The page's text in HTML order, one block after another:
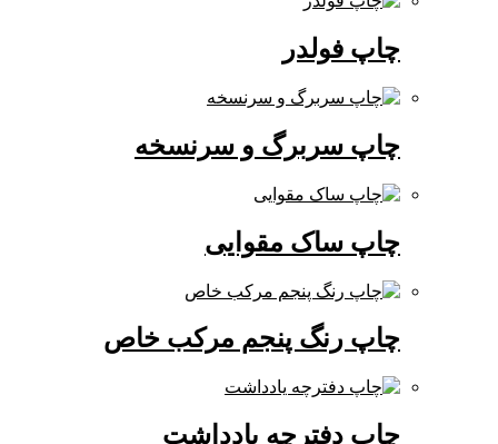
چاپ فولدر
چاپ سربرگ و سرنسخه
چاپ ساک مقوایی
چاپ رنگ پنجم مرکب خاص
چاپ دفترچه یادداشت